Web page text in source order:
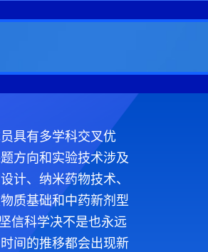
具有多学科交叉优
方向和实验技术涉及
计、纳米药物技术、
质基础和中药新剂型
信科学决不是也永远
间的推移都会出现新